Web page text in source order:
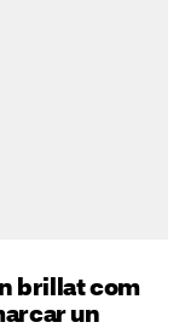
brillat com
un